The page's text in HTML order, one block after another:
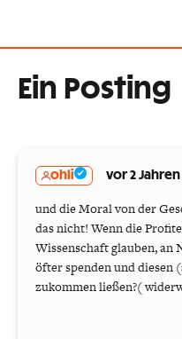
Ein Posting
ohli vor 2 Jahren
und die Moral von der
das nicht! Wenn die
Wissenschaft glauben,
öfter spenden und diesen
zukommen ließen?(